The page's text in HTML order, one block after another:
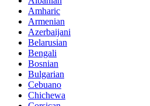
Amharic
Armenian
Azerbaijani
Belarusian
Bengali
Bosnian
Bulgarian
Cebuano
Chichewa